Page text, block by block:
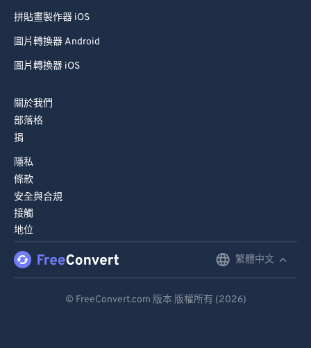
拼貼畫製作器 iOS
圖片轉換器 Android
圖片轉換器 iOS
關於我們
部落格
捐
隱私
條款
安全與合規
接觸
地位
繁體中文
© FreeConvert.com 版本 版權所有 (2026)